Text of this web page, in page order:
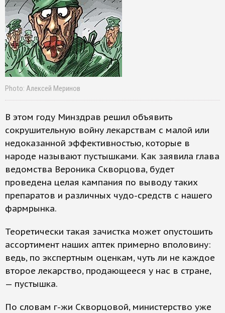
Photo: Алексей Меринов
В этом году Минздрав решил объявить
сокрушительную войну лекарствам с малой или
недоказанной эффективностью, которые в
народе называют пустышками. Как заявила глава
ведомства Вероника Скворцова, будет
проведена целая кампания по выводу таких
препаратов и различных чудо-средств с нашего
фармрынка.
Теоретически такая зачистка может опустошить
ассортимент наших аптек примерно вполовину:
ведь, по экспертным оценкам, чуть ли не каждое
второе лекарство, продающееся у нас в стране,
— пустышка.
По словам г-жи Скворцовой, министерство уже